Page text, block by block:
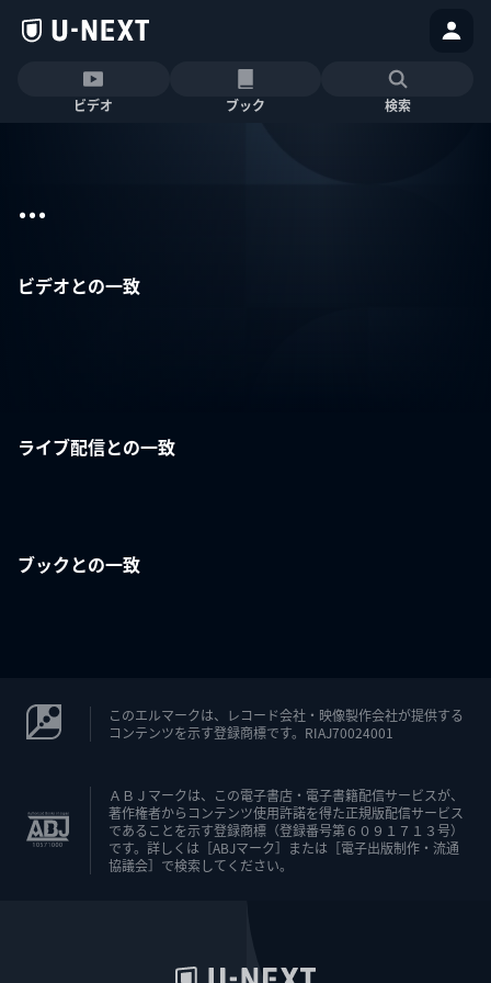
ビデオ ブック 検索
...
ビデオとの一致
ライブ配信との一致
ブックとの一致
このエルマークは、レコード会社・映像製作会社が提供する
コンテンツを示す登録商標です。RIAJ70024001
ＡＢＪマークは、この電子書店・電子書籍配信サービスが、
著作権者からコンテンツ使用許諾を得た正規版配信サービス
であることを示す登録商標（登録番号第６０９１７１３号）
です。詳しくは［ABJマーク］または［電子出版制作・流通
協議会］で検索してください。